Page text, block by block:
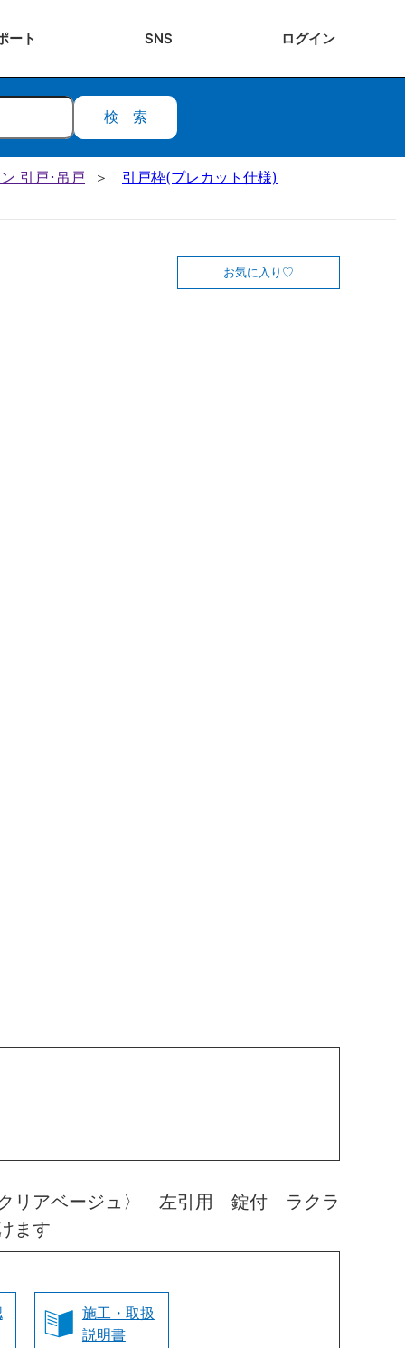
ート SNS ログイン
検索
引戸･吊戸 引戸枠(プレカット仕様)
お気に入り
リアベージュ〉 左引用 錠付 ラクラ
ます
施工・取扱
説明書